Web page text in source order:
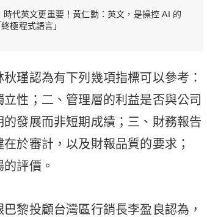
時代英文更重要！黃仁勳：英文，是操控 AI 的
終極程式語言」
瑾認為有下列幾項指標可以參考：
性；二、管理層的利益是否與公司
發展而非短期成績；三、財務報告
於審計，以及財報品質的要求；
評價。
黎投顧台灣區行銷長李盈良認為，